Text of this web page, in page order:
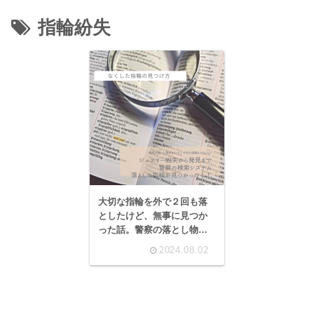
指輪紛失
大切な指輪を外で２回も落
としたけど、無事に見つか
った話。警察の落とし物シ
2024.08.02